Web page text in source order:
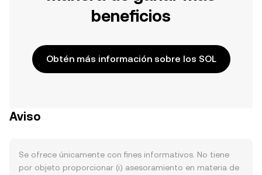
beneficios
Obtén más información sobre los SOL
Aviso
Se ofrece únicamente con fines informativos. No tiene
por objeto proporcionar (i) asesoramiento en materia de